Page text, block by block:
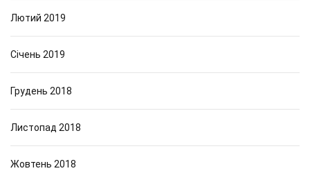
Лютий 2019
Січень 2019
Грудень 2018
Листопад 2018
Жовтень 2018